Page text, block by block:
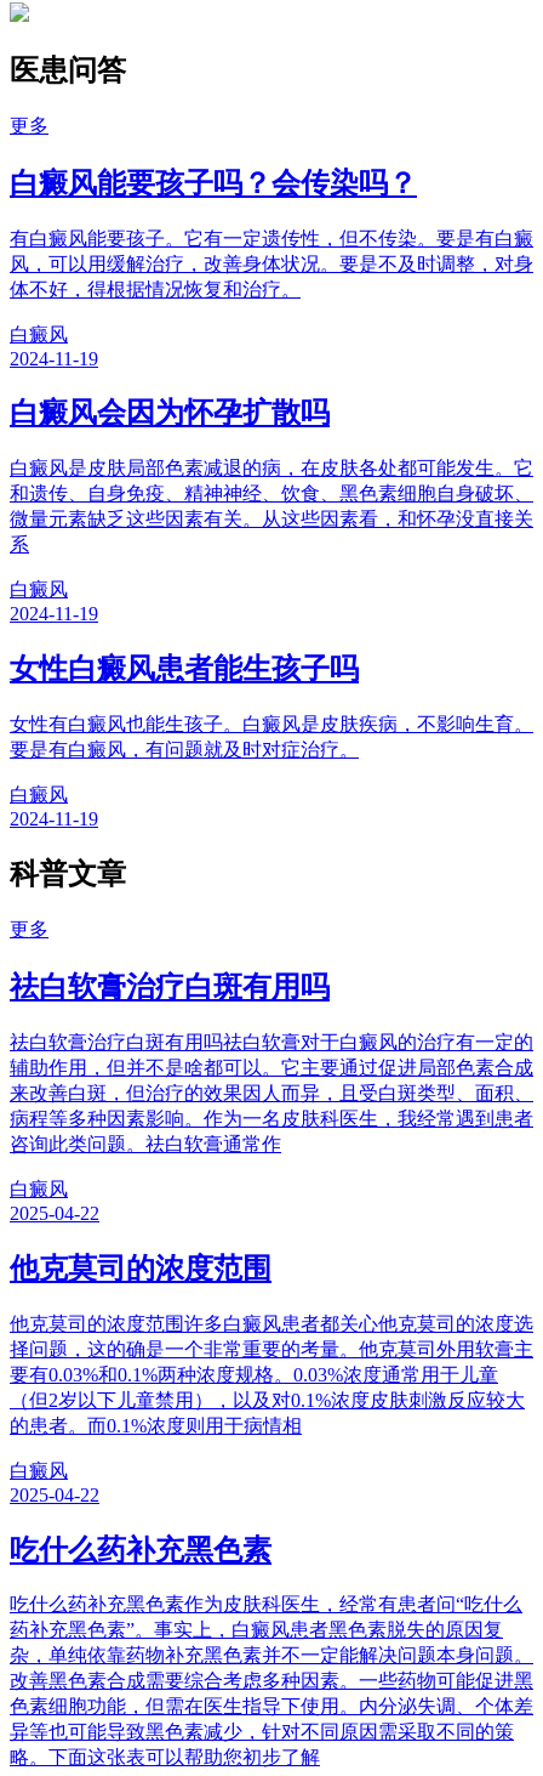
医患问答
更多
白癜风能要孩子吗？会传染吗？
有白癜风能要孩子。它有一定遗传性，但不传染。要是有白癜
风，可以用缓解治疗，改善身体状况。要是不及时调整，对身
体不好，得根据情况恢复和治疗。
白癜风
2024-11-19
白癜风会因为怀孕扩散吗
白癜风是皮肤局部色素减退的病，在皮肤各处都可能发生。它
和遗传、自身免疫、精神神经、饮食、黑色素细胞自身破坏、
微量元素缺乏这些因素有关。从这些因素看，和怀孕没直接关
系
白癜风
2024-11-19
女性白癜风患者能生孩子吗
女性有白癜风也能生孩子。白癜风是皮肤疾病，不影响生育。
要是有白癜风，有问题就及时对症治疗。
白癜风
2024-11-19
科普文章
更多
祛白软膏治疗白斑有用吗
祛白软膏治疗白斑有用吗祛白软膏对于白癜风的治疗有一定的
辅助作用，但并不是啥都可以。它主要通过促进局部色素合成
来改善白斑，但治疗的效果因人而异，且受白斑类型、面积、
病程等多种因素影响。作为一名皮肤科医生，我经常遇到患者
咨询此类问题。祛白软膏通常作
白癜风
2025-04-22
他克莫司的浓度范围
他克莫司的浓度范围许多白癜风患者都关心他克莫司的浓度选
择问题，这的确是一个非常重要的考量。他克莫司外用软膏主
要有0.03%和0.1%两种浓度规格。0.03%浓度通常用于儿童
（但2岁以下儿童禁用），以及对0.1%浓度皮肤刺激反应较大
的患者。而0.1%浓度则用于病情相
白癜风
2025-04-22
吃什么药补充黑色素
吃什么药补充黑色素作为皮肤科医生，经常有患者问“吃什么
药补充黑色素”。事实上，白癜风患者黑色素脱失的原因复
杂，单纯依靠药物补充黑色素并不一定能解决问题本身问题。
改善黑色素合成需要综合考虑多种因素。一些药物可能促进黑
色素细胞功能，但需在医生指导下使用。内分泌失调、个体差
异等也可能导致黑色素减少，针对不同原因需采取不同的策
略。下面这张表可以帮助您初步了解